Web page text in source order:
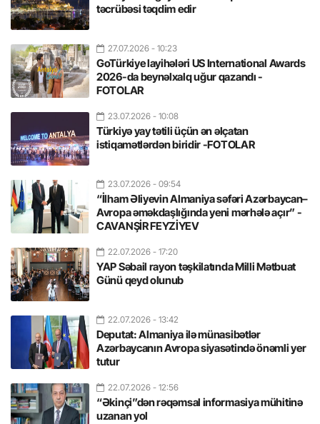
təcrübəsi təqdim edir
27.07.2026 - 10:23
GoTürkiye layihələri US International Awards
2026-da beynəlxalq uğur qazandı -
FOTOLAR
23.07.2026 - 10:08
Türkiyə yay tətili üçün ən əlçatan
istiqamətlərdən biridir -FOTOLAR
23.07.2026 - 09:54
“İlham Əliyevin Almaniya səfəri Azərbaycan–
Avropa əməkdaşlığında yeni mərhələ açır” -
CAVANŞİR FEYZİYEV
22.07.2026 - 17:20
YAP Səbail rayon təşkilatında Milli Mətbuat
Günü qeyd olunub
22.07.2026 - 13:42
Deputat: Almaniya ilə münasibətlər
Azərbaycanın Avropa siyasətində önəmli yer
tutur
22.07.2026 - 12:56
“Əkinçi”dən rəqəmsal informasiya mühitinə
uzanan yol